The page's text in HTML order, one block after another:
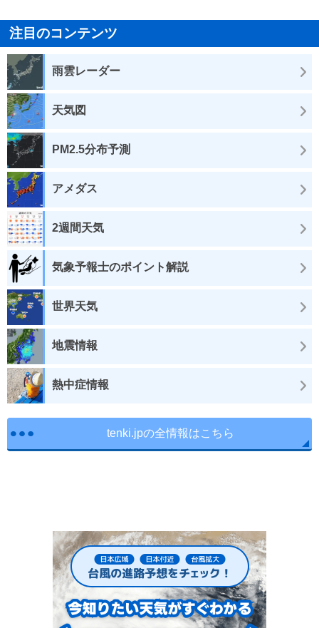
注目のコンテンツ
雨雲レーダー
天気図
PM2.5分布予測
アメダス
2週間天気
気象予報士のポイント解説
世界天気
地震情報
熱中症情報
tenki.jpの全情報はこちら